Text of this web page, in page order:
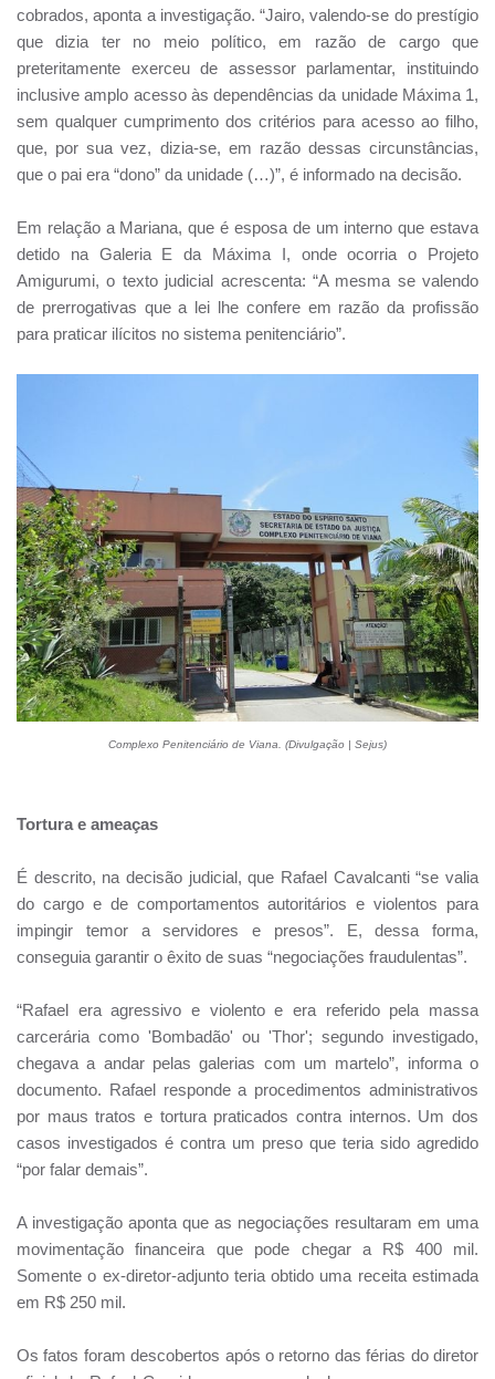
cobrados, aponta a investigação. “Jairo, valendo-se do prestígio
que dizia ter no meio político, em razão de cargo que
preteritamente exerceu de assessor parlamentar, instituindo
inclusive amplo acesso às dependências da unidade Máxima 1,
sem qualquer cumprimento dos critérios para acesso ao filho,
que, por sua vez, dizia-se, em razão dessas circunstâncias,
que o pai era “dono” da unidade (…)”, é informado na decisão.
Em relação a Mariana, que é esposa de um interno que estava
detido na Galeria E da Máxima I, onde ocorria o Projeto
Amigurumi, o texto judicial acrescenta: “A mesma se valendo
de prerrogativas que a lei lhe confere em razão da profissão
para praticar ilícitos no sistema penitenciário”.
Complexo Penitenciário de Viana. (Divulgação | Sejus)
Tortura e ameaças
É descrito, na decisão judicial, que Rafael Cavalcanti “se valia
do cargo e de comportamentos autoritários e violentos para
impingir temor a servidores e presos”. E, dessa forma,
conseguia garantir o êxito de suas “negociações fraudulentas”.
“Rafael era agressivo e violento e era referido pela massa
carcerária como 'Bombadão' ou 'Thor'; segundo investigado,
chegava a andar pelas galerias com um martelo”, informa o
documento. Rafael responde a procedimentos administrativos
por maus tratos e tortura praticados contra internos. Um dos
casos investigados é contra um preso que teria sido agredido
“por falar demais”.
A investigação aponta que as negociações resultaram em uma
movimentação financeira que pode chegar a R$ 400 mil.
Somente o ex-diretor-adjunto teria obtido uma receita estimada
em R$ 250 mil.
Os fatos foram descobertos após o retorno das férias do diretor